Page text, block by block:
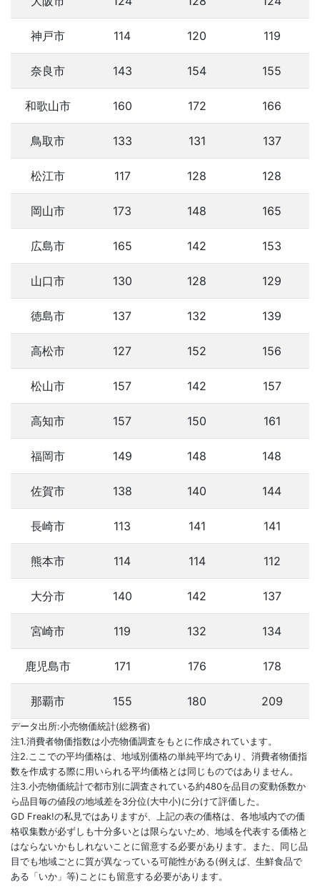
神戸市 114 120 119
奈良市 143 154 155
和歌山市 160 172 166
鳥取市 133 131 137
松江市 117 128 128
岡山市 173 148 165
広島市 165 142 153
山口市 130 128 129
徳島市 137 132 139
高松市 127 152 156
松山市 157 142 157
高知市 157 150 161
福岡市 149 148 148
佐賀市 138 140 144
長崎市 113 141 141
熊本市 114 114 112
大分市 140 142 137
宮崎市 119 132 134
鹿児島市 171 176 178
那覇市 155 180 209
データ出所:小売物価統計(総務省)
注1.消費者物価指数は小売物価調査をもとに作成されています。
注2.ここでの平均価格は、地域別価格の単純平均であり、消費者物価指
数を作成する際に用いられる平均価格とは同じものではありません。
注3.小売物価統計で都市別に調査されている約480を品目の変動係数か
ら品目毎の値段の地域差を3分位(大中小)に分けて評価した。
GD Freak!の私見ではありますが、上記の表の価格は、各地域内での価
格収集数が必ずしも十分多いとは限らないため、地域を代表する価格と
はならないかもしれないことに留意する必要があります。また、同じ品
目でも地域ごとに質が異なっている可能性がある(例えば、生鮮食品で
ある「いか」等)ことにも留意する必要があります。